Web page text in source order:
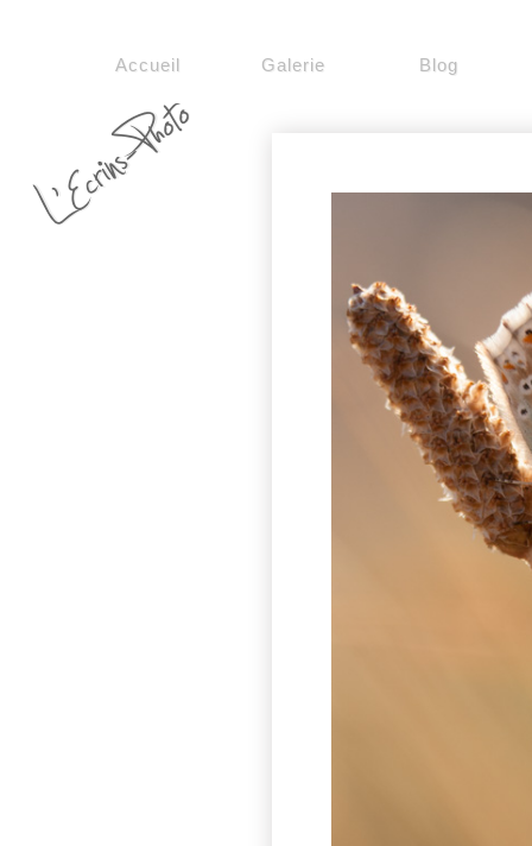
L'Ecrins-Photo
Accueil Galerie Blog